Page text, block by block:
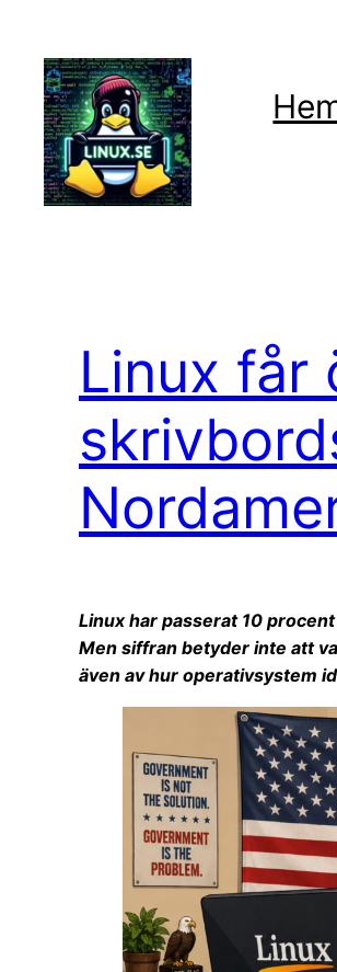
innehåll
Linux får
Linux har passerat 10
Men siffran betyder inte att
även av hur operativsystem